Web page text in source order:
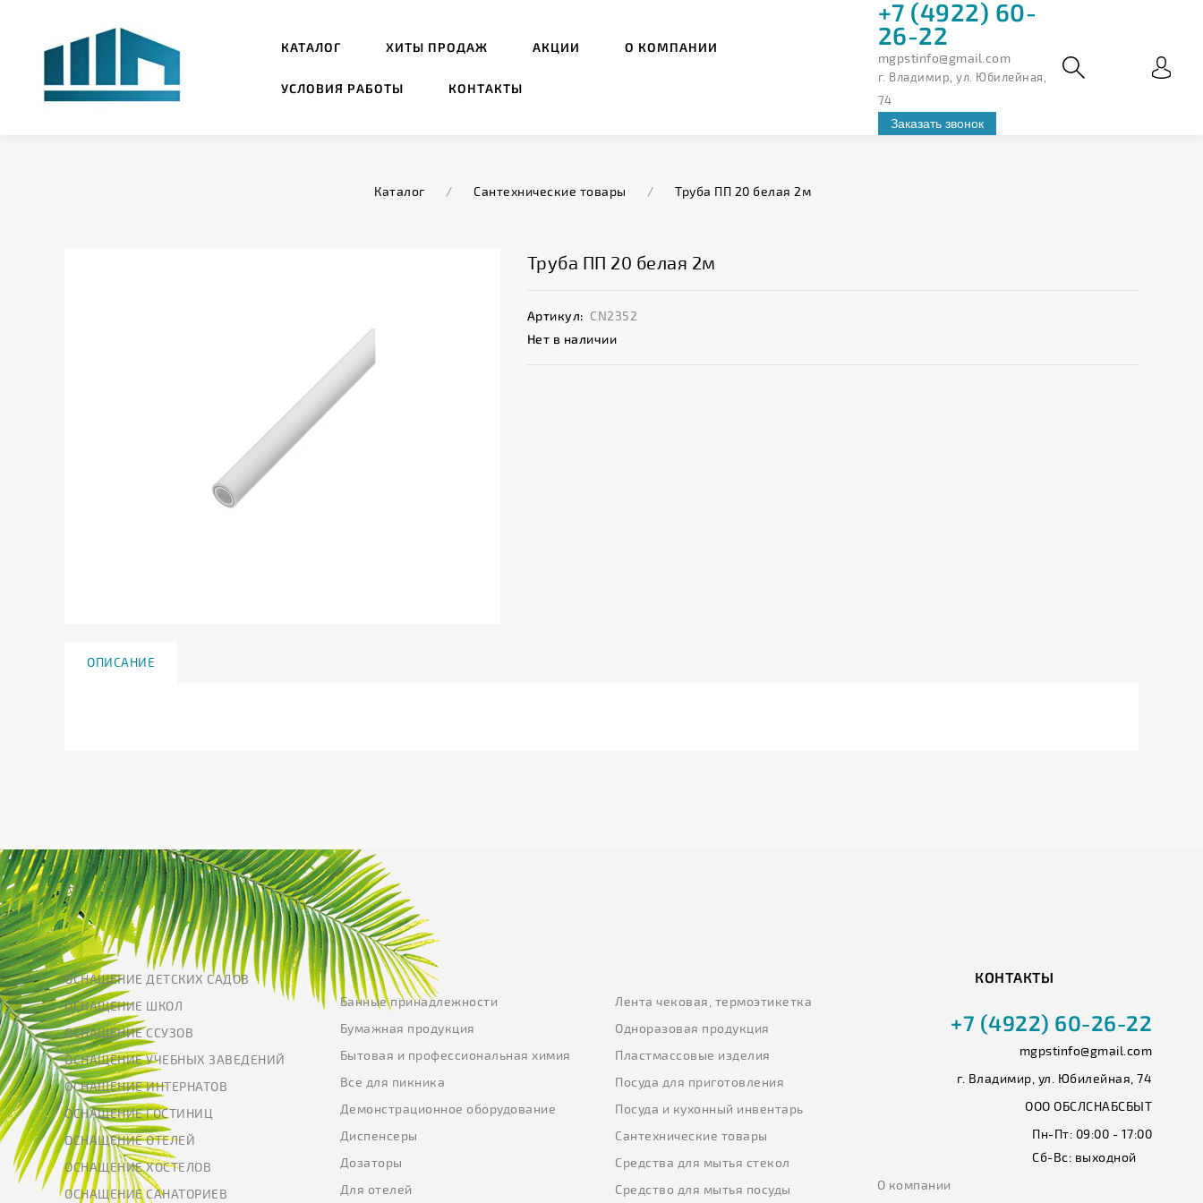
КАТАЛОГ ХИТЫ ПРОДАЖ АКЦИИ О КОМПАНИИ
УСЛОВИЯ РАБОТЫ КОНТАКТЫ
+7 (4922) 60-
26-22
mgpstinfo@gmail.com
г. Владимир, ул. Юбилейная,
74
Заказать звонок
Каталог / Сантехнические товары / Труба ПП 20 белая 2м
Труба ПП 20 белая 2м
Артикул: CN2352
Нет в наличии
ОПИСАНИЕ
ОСНАЩЕНИЕ ДЕТСКИХ САДОВ
ОСНАЩЕНИЕ ШКОЛ
ОСНАЩЕНИЕ ССУЗОВ
ОСНАЩЕНИЕ УЧЕБНЫХ ЗАВЕДЕНИЙ
ОСНАЩЕНИЕ ИНТЕРНАТОВ
ОСНАЩЕНИЕ ГОСТИНИЦ
ОСНАЩЕНИЕ ОТЕЛЕЙ
ОСНАЩЕНИЕ ХОСТЕЛОВ
ОСНАЩЕНИЕ САНАТОРИЕВ
Банные принадлежности
Бумажная продукция
Бытовая и профессиональная химия
Все для пикника
Демонстрационное оборудование
Диспенсеры
Дозаторы
Для отелей
Лента чековая, термоэтикетка
Одноразовая продукция
Пластмассовые изделия
Посуда для приготовления
Посуда и кухонный инвентарь
Сантехнические товары
Средства для мытья стекол
Средство для мытья посуды
КОНТАКТЫ
+7 (4922) 60-26-22
mgpstinfo@gmail.com
г. Владимир, ул. Юбилейная, 74
ООО ОБСЛСНАБСБЫТ
Пн-Пт: 09:00 - 17:00
Сб-Вс: выходной
О компании